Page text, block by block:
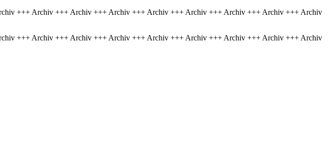
+++ Archiv +++ Archiv +++ Archiv +++ Archiv +++ Archiv +++ Archiv +++ Archiv +++ Archiv
+++ Archiv +++ Archiv +++ Archiv +++ Archiv +++ Archiv +++ Archiv +++ Archiv +++ Archiv